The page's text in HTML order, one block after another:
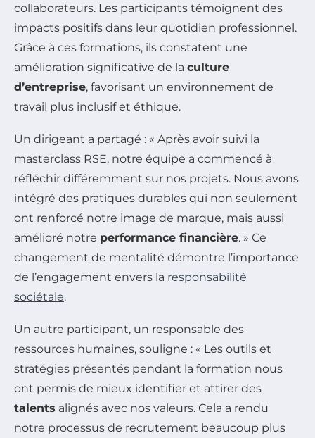
collaborateurs. Les participants témoignent des
impacts positifs dans leur quotidien professionnel.
Grâce à ces formations, ils constatent une
amélioration significative de la culture
d’entreprise, favorisant un environnement de
travail plus inclusif et éthique.
Un dirigeant a partagé : « Après avoir suivi la
masterclass RSE, notre équipe a commencé à
réfléchir différemment sur nos projets. Nous avons
intégré des pratiques durables qui non seulement
ont renforcé notre image de marque, mais aussi
amélioré notre performance financière. » Ce
changement de mentalité démontre l’importance
de l’engagement envers la responsabilité
sociétale.
Un autre participant, un responsable des
ressources humaines, souligne : « Les outils et
stratégies présentés pendant la formation nous
ont permis de mieux identifier et attirer des
talents alignés avec nos valeurs. Cela a rendu
notre processus de recrutement beaucoup plus